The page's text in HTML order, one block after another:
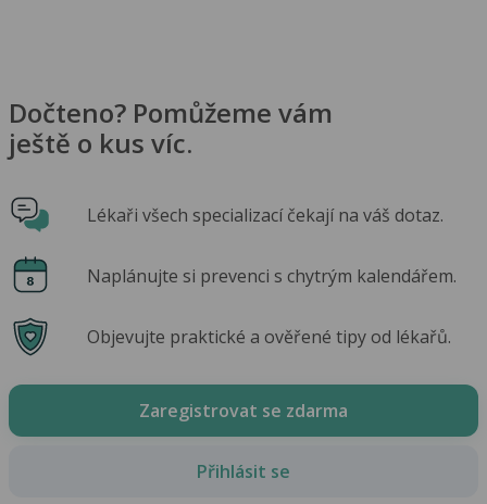
Dočteno? Pomůžeme vám
ještě o kus víc.
Lékaři všech specializací čekají na váš dotaz.
Naplánujte si prevenci s chytrým kalendářem.
Objevujte praktické a ověřené tipy od lékařů.
Zaregistrovat se zdarma
Přihlásit se